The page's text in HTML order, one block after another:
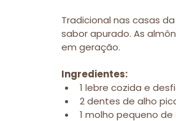
Tradicional nas casas
sabor apurado. As
em geração.
Ingredientes:
1 lebre cozida e
2 dentes de alho
1 molho pequeno